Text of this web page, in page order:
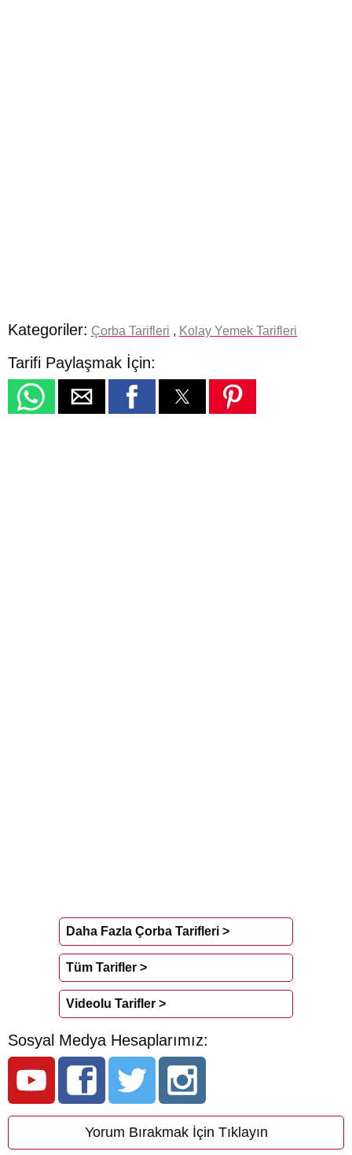
Kategoriler: Çorba Tarifleri , Kolay Yemek Tarifleri
Tarifi Paylaşmak İçin:
Daha Fazla Çorba Tarifleri >
Tüm Tarifler >
Videolu Tarifler >
Sosyal Medya Hesaplarımız:
Yorum Bırakmak İçin Tıklayın